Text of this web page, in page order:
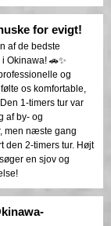
for evigt!
af de bedste
Okinawa! 🚗✨
og
os komfortable,
1-timers tur var
af by- og
men næste gang
den 2-timers tur. Højt
en sjov og